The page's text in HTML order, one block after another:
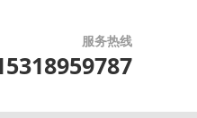
服务热线